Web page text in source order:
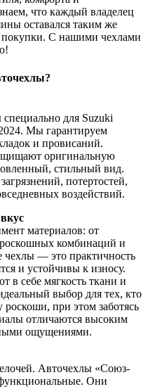
что каждый владелец
оставался таким же
С нашими чехлами
для Suzuki
Мы гарантируем
и провисаний.
оригинальную
стильный вид.
потертостей,
воздействий.
материалов: от
комбинаций и
чехлы — это практичность
и устойчивы к износу.
в себе мягкость ткани и
выбор для тех, кто
роскоши, при этом заботясь
отличаются высоким
ощущениями.
Авточехлы «Союз-
Они